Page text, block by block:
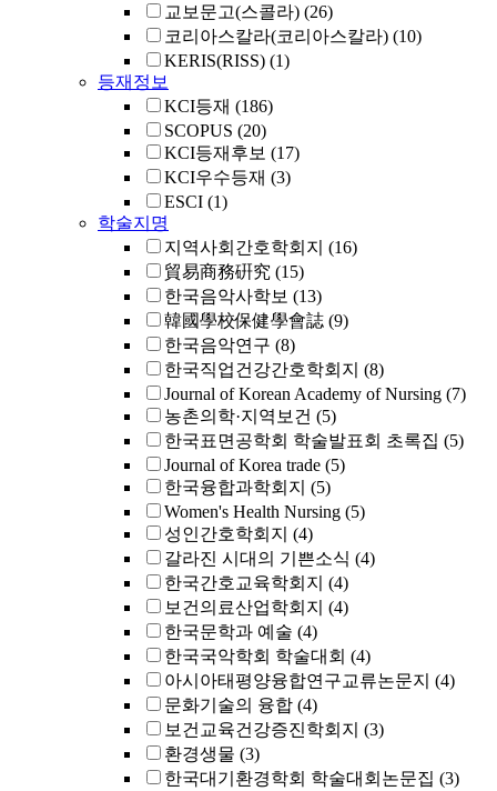
교보문고(스콜라) (26)
코리아스칼라(코리아스칼라) (10)
KERIS(RISS) (1)
등재정보
KCI등재 (186)
SCOPUS (20)
KCI등재후보 (17)
KCI우수등재 (3)
ESCI (1)
학술지명
지역사회간호학회지 (16)
貿易商務硏究 (15)
한국음악사학보 (13)
韓國學校保健學會誌 (9)
한국음악연구 (8)
한국직업건강간호학회지 (8)
Journal of Korean Academy of Nursing (7)
농촌의학·지역보건 (5)
한국표면공학회 학술발표회 초록집 (5)
Journal of Korea trade (5)
한국융합과학회지 (5)
Women's Health Nursing (5)
성인간호학회지 (4)
갈라진 시대의 기쁜소식 (4)
한국간호교육학회지 (4)
보건의료산업학회지 (4)
한국문학과 예술 (4)
한국국악학회 학술대회 (4)
아시아태평양융합연구교류논문지 (4)
문화기술의 융합 (4)
보건교육건강증진학회지 (3)
환경생물 (3)
한국대기환경학회 학술대회논문집 (3)